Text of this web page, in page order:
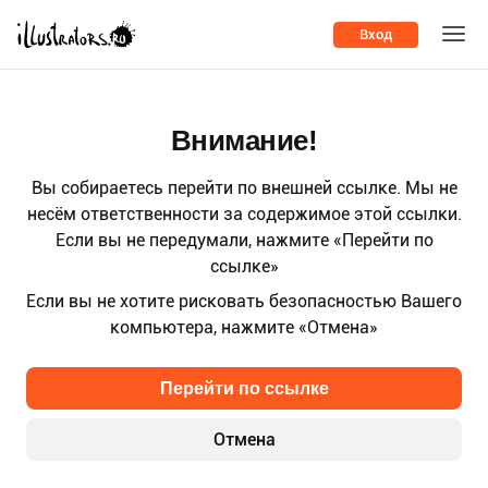
Вход
Внимание!
Вы собираетесь перейти по внешней ссылке. Мы не
несём ответственности за содержимое этой ссылки.
Если вы не передумали, нажмите «Перейти по
ссылке»
Если вы не хотите рисковать безопасностью Вашего
компьютера, нажмите «Отмена»
Отмена
Перейти по ссылке